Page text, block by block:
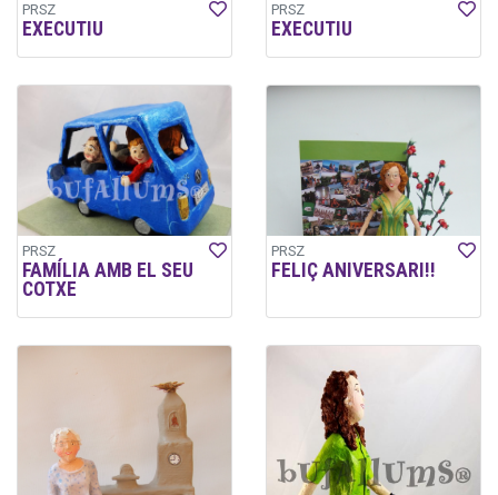
PRSZ
EXECUTIU
PRSZ
EXECUTIU
PRSZ
FAMÍLIA AMB EL SEU
COTXE
PRSZ
FELIÇ ANIVERSARI!!